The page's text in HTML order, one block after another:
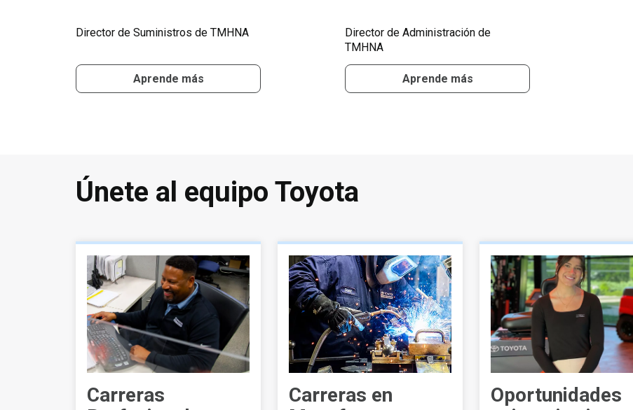
Director de Suministros de TMHNA
Aprende más
Director de Administración de
TMHNA
Aprende más
Únete al equipo Toyota
Carreras
Carreras en
Oportunidades